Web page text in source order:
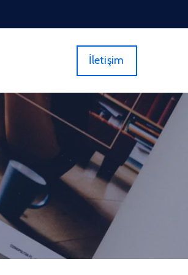
İletişim